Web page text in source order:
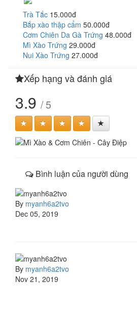
Trà Tắc 15.000đ
Bắp xào thập cẩm 50.000đ
Cơm Chiên Da Gà Trứng 48.000đ
Mì Xào Trứng 29.000đ
Nui Xào Trứng 27.000đ
Xếp hạng và đánh giá
3.9 / 5
Bình luận của người dùng
By myanh6a2tvo
Dec 05, 2019
By myanh6a2tvo
Nov 21, 2019